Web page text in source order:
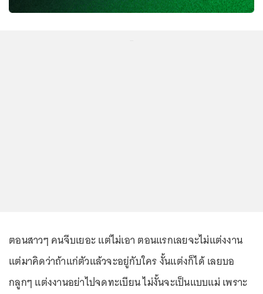
ตอนสาวๆ คนจีบเยอะ แต่ไม่เอา ตอนแรกเลยจะไม่แต่งงาน
แต่มาคิดว่าถ้าแก่ตัวแล้วจะอยู่กับใคร งั้นแต่งก็ได้ เลยบอ
กลูกๆ แต่งงานอย่าไปจดทะเบียน ไม่งั้นจะเป็นแบบแม่ เพราะ